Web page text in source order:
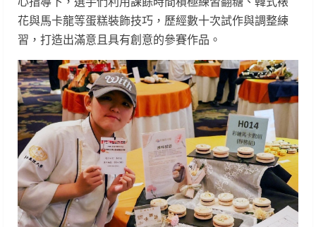
花與馬卡龍等蛋糕裝飾技巧，歷經數十次試作與調整練
習，打造出滿意且具有創意的參賽作品。